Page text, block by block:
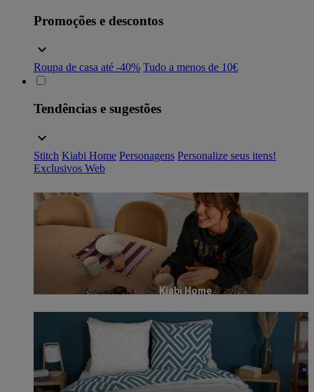
Promoções e descontos
Roupa de casa até -40% Tudo a menos de 10€
Tendências e sugestões
Stitch Kiabi Home Personagens Personalize seus itens!
Exclusivos Web
Kiabi Home